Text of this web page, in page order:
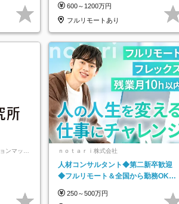
600～1200万円
フルリモートあり
ンマッチ
ｎｏｔａｒｉ株式会社
人材コンサルタント◆第二新卒歓迎
◆フルリモート＆全国から勤務OK◆
250～500万円